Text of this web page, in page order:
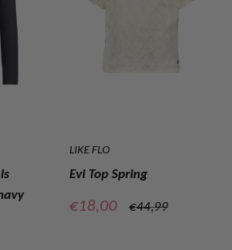
LIKE FLO
Evi Top Spring
Verkoopprijs
€18,00
Normale
€44,99